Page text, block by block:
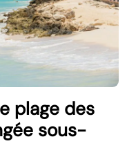
plage des
sous-